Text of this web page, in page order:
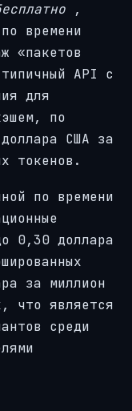
,
времени
«пакетов
API с
для
по
США за
токенов.
по времени
0,30 доллара
за миллион
что является
среди